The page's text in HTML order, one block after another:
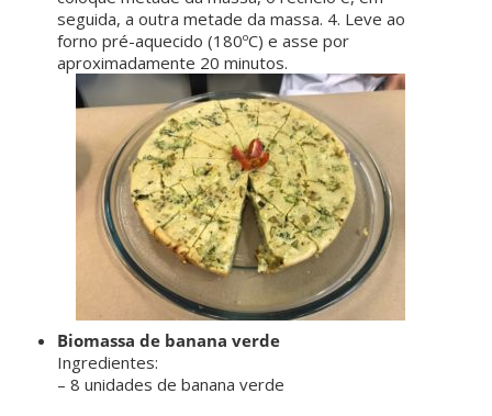
seguida, a outra metade da massa. 4. Leve ao
forno pré-aquecido (180ºC) e asse por
aproximadamente 20 minutos.
Biomassa de banana verde
Ingredientes:
– 8 unidades de banana verde